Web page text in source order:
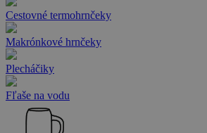
Cestovné termohrnčeky
Makrónkové hrnčeky
Plecháčiky
Fľaše na vodu